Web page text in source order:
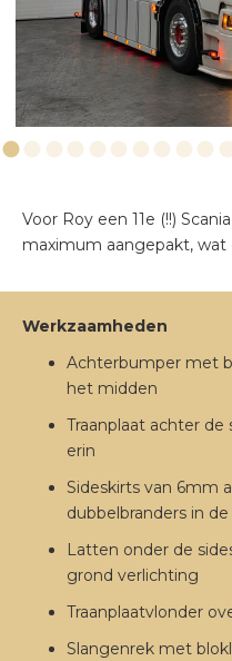
VERLICHTING
EXTERIEUR
Voor Roy een 11e (!!)
maximum aangepakt, wat
Werkzaamheden
Achterbumper met
het midden
Traanplaat achter
erin
Sideskirts van 6mm
dubbelbranders in
Latten onder de
grond verlichting
Traanplaatvlonder
Slangenrek met